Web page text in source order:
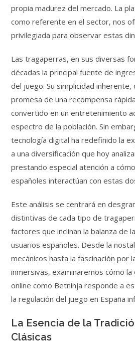
propia madurez del mercado. La
como referente en el sector, nos
privilegiada para observar estas
Las tragaperras, en sus diversas
décadas la principal fuente de
del juego. Su simplicidad inherente,
promesa de una recompensa
convertido en un entretenimiento
espectro de la población. Sin
tecnología digital ha redefinido la
a una diversificación que hoy
prestando especial atención a
españoles interactúan con estas
Este análisis se centrará en
distintivas de cada tipo de
factores que inclinan la balanza de
usuarios españoles. Desde la
mecánicos hasta la fascinación por
inmersivas, examinaremos cómo
online como Betninja responde a
la regulación del juego en España
La Esencia de la
Clásicas